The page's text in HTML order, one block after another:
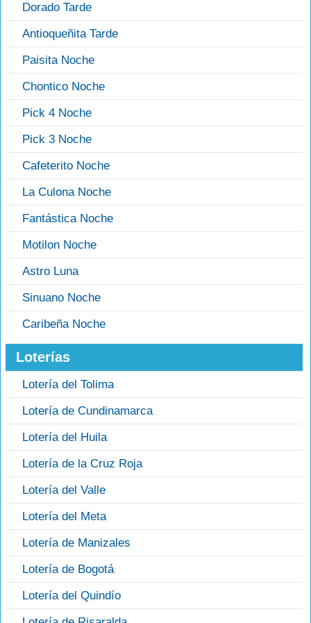
Dorado Tarde
Antioqueñita Tarde
Paisita Noche
Chontico Noche
Pick 4 Noche
Pick 3 Noche
Cafeterito Noche
La Culona Noche
Fantástica Noche
Motilon Noche
Astro Luna
Sinuano Noche
Caribeña Noche
Loterías
Lotería del Tolima
Lotería de Cundinamarca
Lotería del Huila
Lotería de la Cruz Roja
Lotería del Valle
Lotería del Meta
Lotería de Manizales
Lotería de Bogotá
Lotería del Quindío